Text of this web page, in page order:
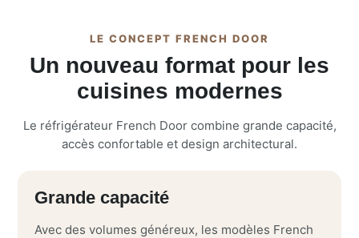
LE CONCEPT FRENCH DOOR
Un nouveau format pour les
cuisines modernes
Le réfrigérateur French Door combine grande capacité,
accès confortable et design architectural.
Grande capacité
Avec des volumes généreux, les modèles French